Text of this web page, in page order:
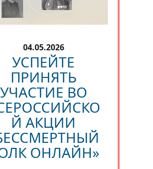
04.05.2026
УСПЕЙТЕ
ПРИНЯТЬ
УЧАСТИЕ ВО
Й АКЦИИ
ОНЛАЙН»